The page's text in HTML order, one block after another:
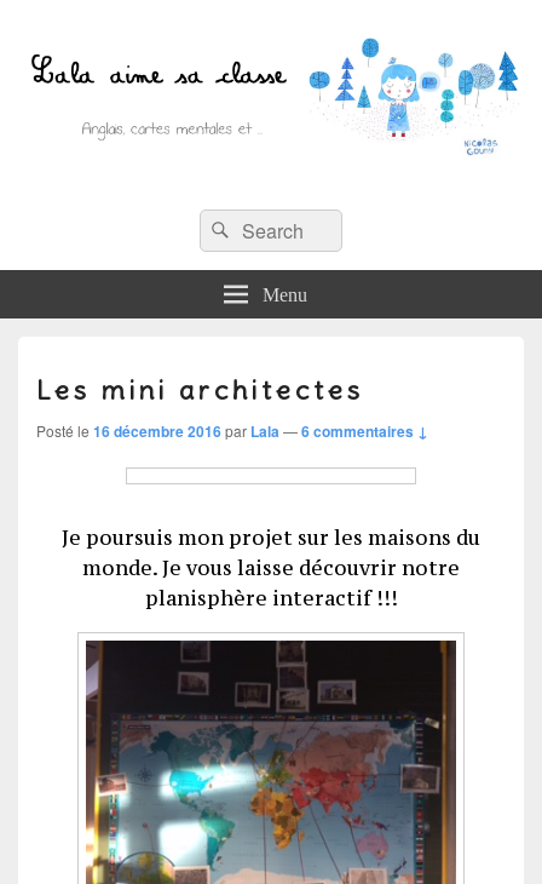
Lala aime sa classe
Anglais, cartes mentales et ….Recherche :
Rechercher
Menu
Les mini architectes
Posté le 16 décembre 2016par Lala—6 commentaires ↓
Je poursuis mon projet sur les maisons du
monde. Je vous laisse découvrir notre
planisphère interactif !!!